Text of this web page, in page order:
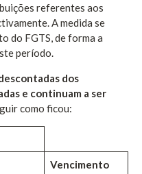
referentes aos
A medida se
do FGTS, de forma a
período.
dos
e continuam a ser
como ficou:
Vencimento